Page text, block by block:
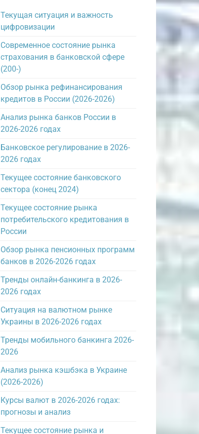
Текущая ситуация и важность
цифровизации
Современное состояние рынка
страхования в банковской сфере
(200-)
Обзор рынка рефинансирования
кредитов в России (2026-2026)
Анализ рынка банков России в
2026-2026 годах
Банковское регулирование в 2026-
2026 годах
Текущее состояние банковского
сектора (конец 2024)
Текущее состояние рынка
потребительского кредитования в
России
Обзор рынка пенсионных программ
банков в 2026-2026 годах
Тренды онлайн-банкинга в 2026-
2026 годах
Ситуация на валютном рынке
Украины в 2026-2026 годах
Тренды мобильного банкинга 2026-
2026
Анализ рынка кэшбэка в Украине
(2026-2026)
Курсы валют в 2026-2026 годах:
прогнозы и анализ
Текущее состояние рынка и